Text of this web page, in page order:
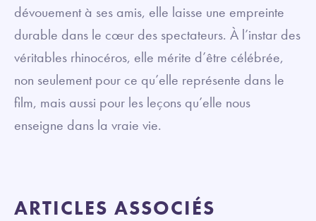
dévouement à ses amis, elle laisse une empreinte
durable dans le cœur des spectateurs. À l’instar des
véritables rhinocéros, elle mérite d’être célébrée,
non seulement pour ce qu’elle représente dans le
film, mais aussi pour les leçons qu’elle nous
enseigne dans la vraie vie.
ARTICLES ASSOCIÉS